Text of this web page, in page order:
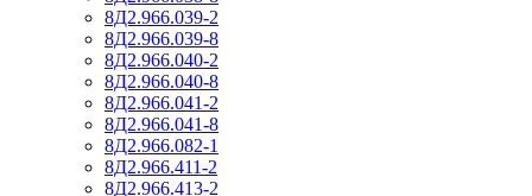
8Д2.966.039-2
8Д2.966.039-8
8Д2.966.040-2
8Д2.966.040-8
8Д2.966.041-2
8Д2.966.041-8
8Д2.966.082-1
8Д2.966.411-2
8Д2.966.413-2